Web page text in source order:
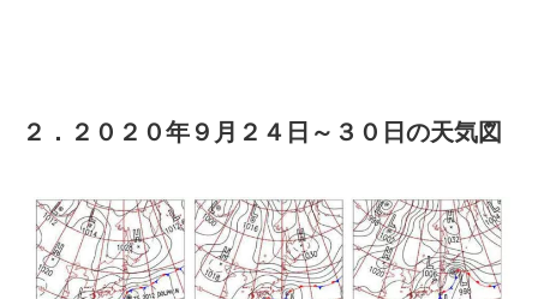
２．２０２０年９月２４日～３０日の天気図